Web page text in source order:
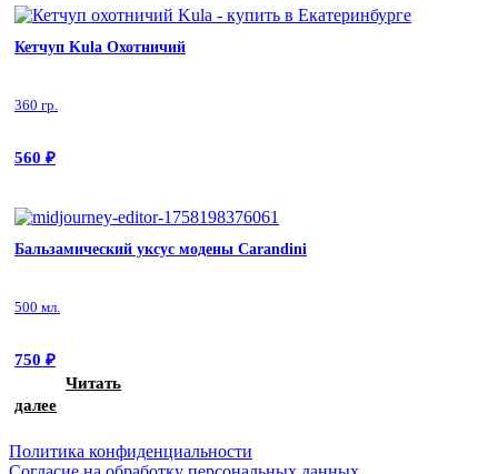
Кетчуп Kula Охотничий
360 гр.
560 ₽
Бальзамический уксус модены Carandini
500 мл.
750 ₽
Читать
далее
Политика конфиденциальности